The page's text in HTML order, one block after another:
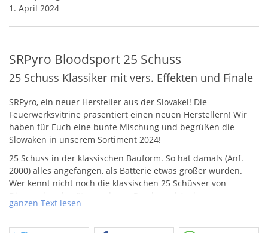
1. April 2024
SRPyro Bloodsport 25 Schuss
25 Schuss Klassiker mit vers. Effekten und Finale
SRPyro, ein neuer Hersteller aus der Slovakei! Die
Feuerwerksvitrine präsentiert einen neuen Herstellern! Wir
haben für Euch eine bunte Mischung und begrüßen die
Slowaken in unserem Sortiment 2024!
25 Schuss in der klassischen Bauform. So hat damals (Anf.
2000) alles angefangen, als Batterie etwas größer wurden.
Wer kennt nicht noch die klassischen 25 Schüsser von
Charakteristiken, die man einst gewohnt war. GuteNEM,
ganzen Text lesen